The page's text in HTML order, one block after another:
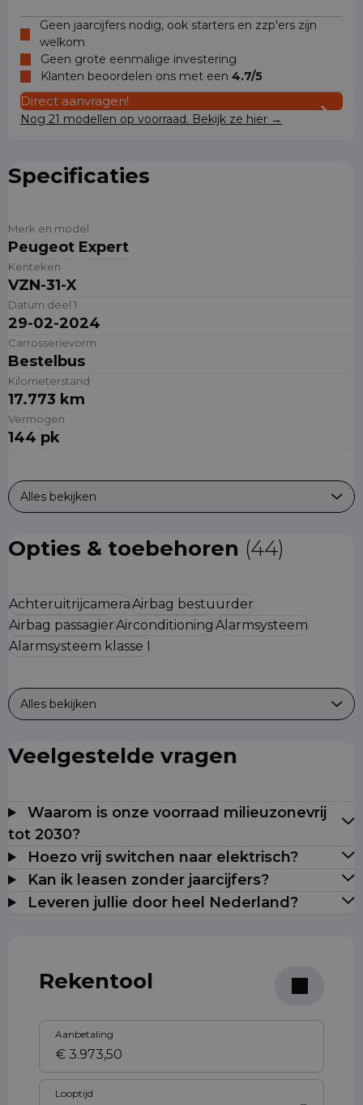
Geen jaarcijfers nodig, ook starters en zzp'ers zijn
welkom
Geen grote eenmalige investering
Klanten beoordelen ons met een 4.7/5
Direct aanvragen!
Nog 21 modellen op voorraad. Bekijk ze hier →
Specificaties
Merk en model
Peugeot Expert
Kenteken
VZN-31-X
Datum deel 1
29-02-2024
Carrosserievorm
Bestelbus
Kilometerstand
17.773 km
Vermogen
144 pk
Alles bekijken
Opties & toebehoren (44)
AchteruitrijcameraAirbag bestuurder
Airbag passagierAirconditioning Alarmsysteem
Alarmsysteem klasse I
Alles bekijken
Veelgestelde vragen
Waarom is onze voorraad milieuzonevrij
tot 2030?
Hoezo vrij switchen naar elektrisch?
Kan ik leasen zonder jaarcijfers?
Leveren jullie door heel Nederland?
Rekentool
Aanbetaling
Looptijd